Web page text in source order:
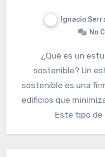
Ignacio
No
¿Qué es un estudio de arquitectura
sostenible? Un
sostenible es una
edificios que
Este tipo